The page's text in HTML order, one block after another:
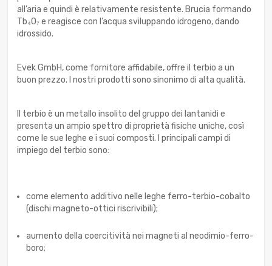
all’aria e quindi è relativamente resistente. Brucia formando
Tb₄O₇ e reagisce con l’acqua sviluppando idrogeno, dando
idrossido.
Evek GmbH, come fornitore affidabile, offre il terbio a un
buon prezzo. I nostri prodotti sono sinonimo di alta qualità.
Il terbio è un metallo insolito del gruppo dei lantanidi e
presenta un ampio spettro di proprietà fisiche uniche, così
come le sue leghe e i suoi composti. I principali campi di
impiego del terbio sono:
come elemento additivo nelle leghe ferro-terbio-cobalto
(dischi magneto-ottici riscrivibili);
aumento della coercitività nei magneti al neodimio-ferro-
boro;